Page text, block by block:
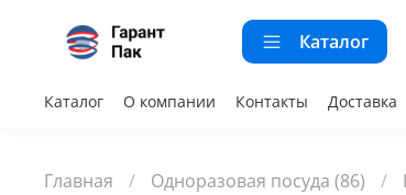
Каталог
Каталог О компании Контакты Доставка
Главная Одноразовая посуда (86)